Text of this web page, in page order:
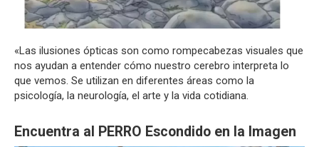
«Las ilusiones ópticas son como rompecabezas visuales que
nos ayudan a entender cómo nuestro cerebro interpreta lo
que vemos. Se utilizan en diferentes áreas como la
psicología, la neurología, el arte y la vida cotidiana.
Encuentra al PERRO Escondido en la Imagen